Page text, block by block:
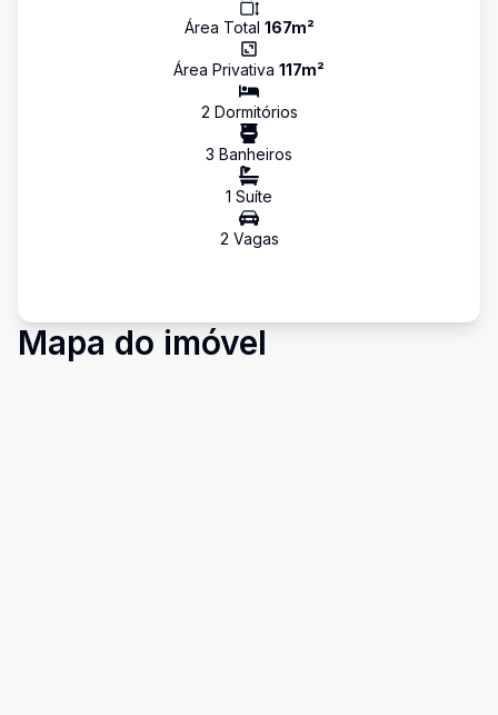
Área Total 167m²
Área Privativa 117m²
2 Dormitórios
3 Banheiros
1 Suíte
2 Vagas
Mapa do imóvel